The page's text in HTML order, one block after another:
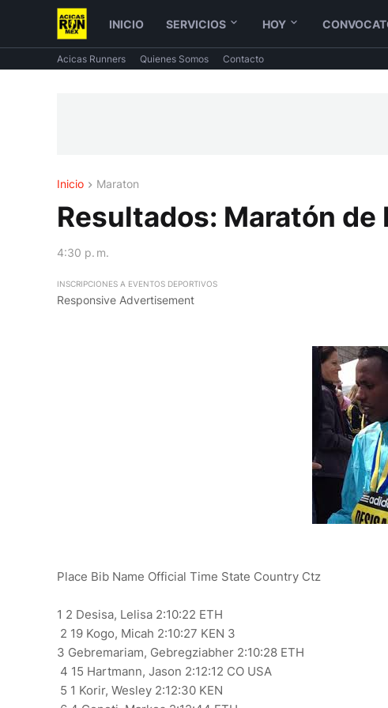
INICIO SERVICIOS HOY
Acicas Runners Quienes Somos Contacto
Inicio Maraton
Resultados: Maratón de
4:30 p. m.
INSCRIPCIONES A EVENTOS DEPORTIVOS
Responsive Advertisement
Place Bib Name Official Time State Country Ctz
1 2 Desisa, Lelisa 2:10:22 ETH
2 19 Kogo, Micah 2:10:27 KEN 3
3 Gebremariam, Gebregziabher 2:10:28 ETH
4 15 Hartmann, Jason 2:12:12 CO USA
5 1 Korir, Wesley 2:12:30 KEN